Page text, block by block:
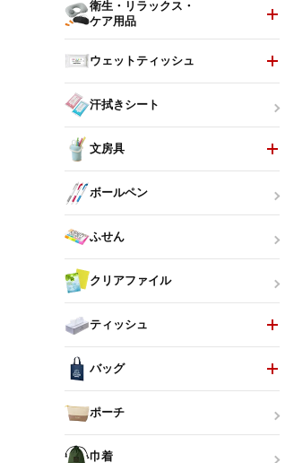
衛生・リラックス・
ケア用品
ウェットティッシュ
汗拭きシート
文房具
ボールペン
ふせん
クリアファイル
ティッシュ
バッグ
ポーチ
巾着